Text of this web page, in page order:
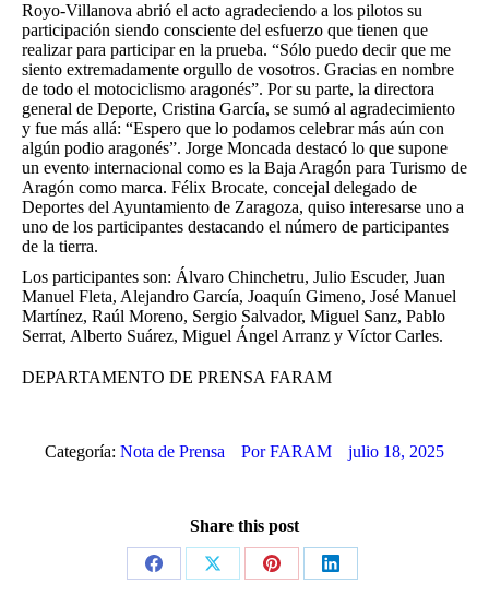
Royo-Villanova abrió el acto agradeciendo a los pilotos su
participación siendo consciente del esfuerzo que tienen que
realizar para participar en la prueba. “Sólo puedo decir que me
siento extremadamente orgullo de vosotros. Gracias en nombre
de todo el motociclismo aragonés”. Por su parte, la directora
general de Deporte, Cristina García, se sumó al agradecimiento
y fue más allá: “Espero que lo podamos celebrar más aún con
algún podio aragonés”. Jorge Moncada destacó lo que supone
un evento internacional como es la Baja Aragón para Turismo de
Aragón como marca. Félix Brocate, concejal delegado de
Deportes del Ayuntamiento de Zaragoza, quiso interesarse uno a
uno de los participantes destacando el número de participantes
de la tierra.
Los participantes son: Álvaro Chinchetru, Julio Escuder, Juan
Manuel Fleta, Alejandro García, Joaquín Gimeno, José Manuel
Martínez, Raúl Moreno, Sergio Salvador, Miguel Sanz, Pablo
Serrat, Alberto Suárez, Miguel Ángel Arranz y Víctor Carles.
DEPARTAMENTO DE PRENSA FARAM
Categoría: Nota de Prensa PorFARAM julio 18, 2025
Share this post
Share
Share
Share
Share